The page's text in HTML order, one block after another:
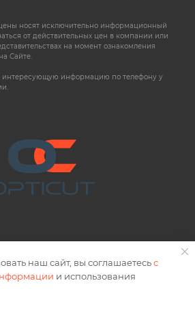
носят исключительно информационный
от действительных цен в компании или
на момент ознакомления
Сайте.
интересующую информацию по телефону у
© OPTICUT
наш сайт, вы соглашаетесьс
и использования